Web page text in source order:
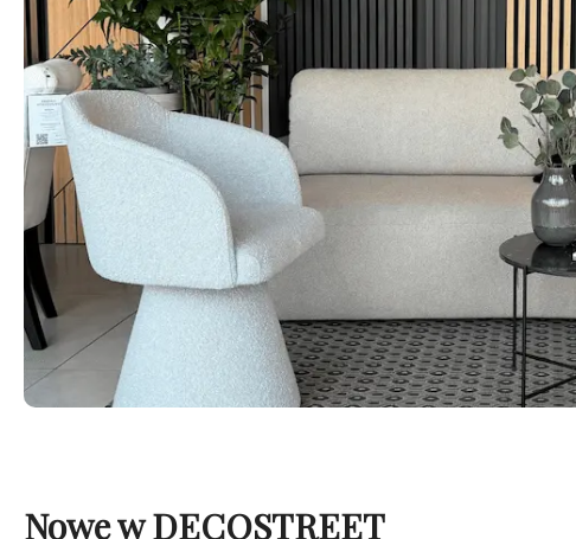
Nowe w DECOSTREET